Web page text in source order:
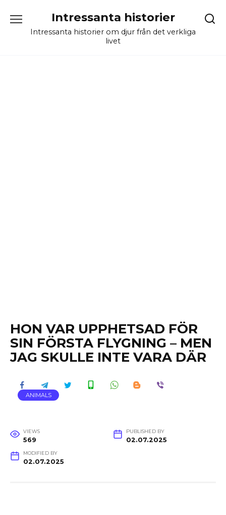
content
Intressanta historier
Intressanta historier om djur från det verkliga
livet
HON VAR UPPHETSAD FÖR
SIN FÖRSTA FLYGNING – MEN
JAG SKULLE INTE VARA DÄR
ANIMALS
VIEWS
569
PUBLISHED BY
02.07.2025
MODIFIED BY
02.07.2025